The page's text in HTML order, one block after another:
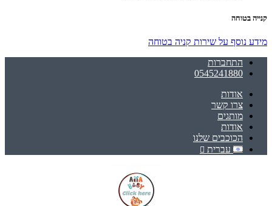
קנייה בטוחה
מידע נוסף על שירות קניה בטוחה
התחברות
0545241880
אודות
צרו קשר
מותגים
אודות
הכוכבים שלנו
עברית